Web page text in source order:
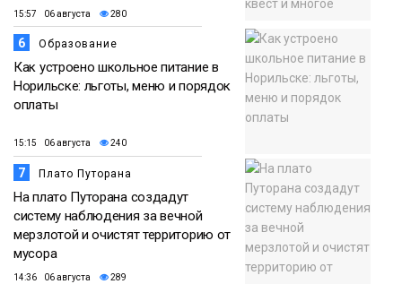
15:57 06 августа 280
6 Образование
Как устроено школьное питание в
Норильске: льготы, меню и порядок
оплаты
15:15 06 августа 240
7 Плато Путорана
На плато Путорана создадут
систему наблюдения за вечной
мерзлотой и очистят территорию от
мусора
14:36 06 августа 289